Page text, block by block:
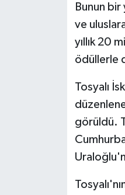
Bunun bir
ve
yıllık 20
ödüllerle
Tosyalı
görüldü.